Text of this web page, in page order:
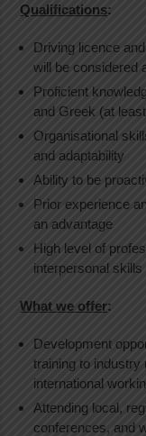
Qualifications:
Driving licence
will be considered
Proficient
and Greek (at
Organisational
and adaptability
Ability to be
Prior experience
an advantage
High level of
interpersonal skills
What we offer:
Development
training to
international
Attending local,
conferences, and